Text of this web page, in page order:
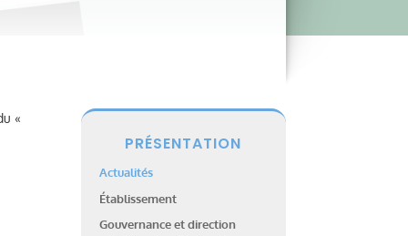
«
PRÉSENTATION
Actualités
Établissement
Gouvernance et direction